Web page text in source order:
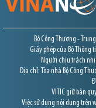
Bộ Công Thương -
Giấy phép của Bộ Thông
Người chịu trách
Địa chỉ: Tòa nhà Bộ Công
VITIC giữ bản
Việc sử dụng nội dung trên